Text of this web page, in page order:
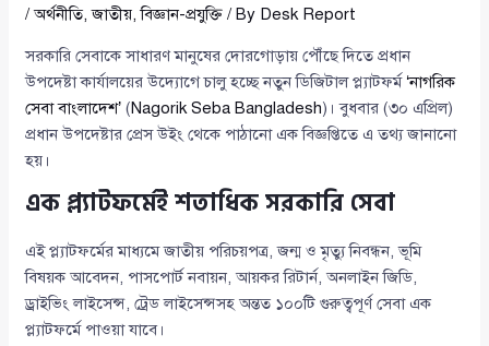
/অর্থনীতি,জাতীয়,বিজ্ঞান-প্রযুক্তি / By Desk Report
সরকারি সেবাকে সাধারণ মানুষের দোরগোড়ায় পৌঁছে দিতে প্রধান
উপদেষ্টা কার্যালয়ের উদ্যোগে চালু হচ্ছে নতুন ডিজিটাল প্ল্যাটফর্ম ‘নাগরিক
সেবা বাংলাদেশ’ (Nagorik Seba Bangladesh)। বুধবার (৩০ এপ্রিল)
প্রধান উপদেষ্টার প্রেস উইং থেকে পাঠানো এক বিজ্ঞপ্তিতে এ তথ্য জানানো
হয়।
এক প্ল্যাটফর্মেই শতাধিক সরকারি সেবা
এই প্ল্যাটফর্মের মাধ্যমে জাতীয় পরিচয়পত্র, জন্ম ও মৃত্যু নিবন্ধন, ভূমি
বিষয়ক আবেদন, পাসপোর্ট নবায়ন, আয়কর রিটার্ন, অনলাইন জিডি,
ড্রাইভিং লাইসেন্স, ট্রেড লাইসেন্সসহ অন্তত ১০০টি গুরুত্বপূর্ণ সেবা এক
প্ল্যাটফর্মে পাওয়া যাবে।